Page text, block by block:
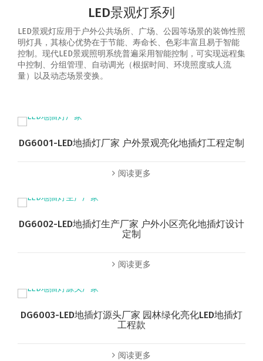
LED景观灯系列
LED景观灯应用于户外公共场所、广场、公园等场景的装饰性照
明灯具，其核心优势在于节能、寿命长、色彩丰富且易于智能
控制‌。‌现代LED景观照明系统普遍采用智能控制，可实现‌远程集
中控制、分组管理、自动调光（根据时间、环境照度或人流
量）以及动态场景变换‌。
DG6001-LED地插灯厂家 户外景观亮化地插灯工程定制
阅读更多
DG6002-LED地插灯生产厂家 户外小区亮化地插灯设计
定制
阅读更多
DG6003-LED地插灯源头厂家 园林绿化亮化LED地插灯
工程款
阅读更多